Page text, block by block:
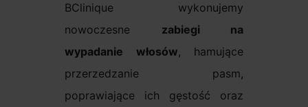
BClinique wykonujemy
nowoczesne zabiegi na
wypadanie włosów, hamujące
przerzedzanie pasm,
poprawiające ich gęstość oraz